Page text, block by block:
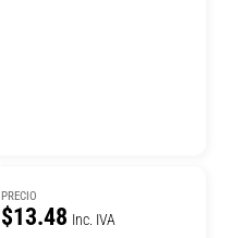
PRECIO
$13.48 Inc. IVA